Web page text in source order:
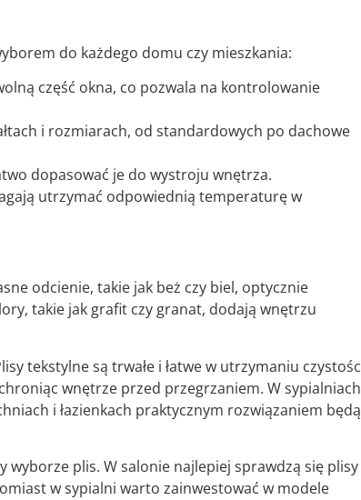
do każdego domu czy mieszkania:
część okna, co pozwala na kontrolowanie
i rozmiarach, od standardowych po dachowe
dopasować je do wystroju wnętrza.
utrzymać odpowiednią temperaturę w
odcienie, takie jak beż czy biel, optycznie
takie jak grafit czy granat, dodają wnętrzu
tekstylne są trwałe i łatwe w utrzymaniu
wnętrze przed przegrzaniem. W sypialniach
i łazienkach praktycznym rozwiązaniem będą
plis. W salonie najlepiej sprawdzą się plisy
w sypialni warto zainwestować w modele